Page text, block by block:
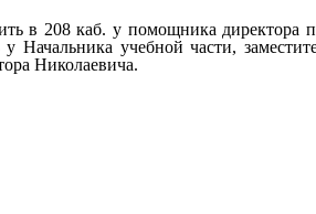
в 208 каб. у помощника
учебной части,
Николаевича.